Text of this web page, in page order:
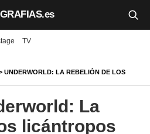
GRAFIAS.es
TV
UNDERWORLD: LA REBELIÓN DE LOS
La
licántropos